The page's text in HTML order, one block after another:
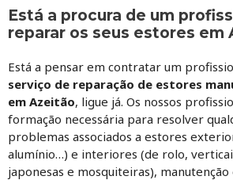
Está a procura de um
reparar os seus estores em
Está a pensar em contratar um
serviço de reparação de estores
em Azeitão, ligue já. Os nossos
formação necessária para resolver
problemas associados a estores
alumínio…) e interiores (de rolo,
japonesas e mosquiteiras),